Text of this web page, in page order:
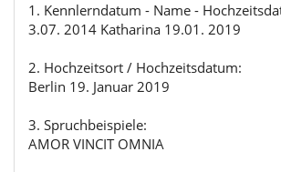
1. Kennlerndatum - Name -
3.07. 2014 Katharina 19.01. 2019
2. Hochzeitsort / Hochzeitsdatum:
Berlin 19. Januar 2019
3. Spruchbeispiele:
AMOR VINCIT OMNIA